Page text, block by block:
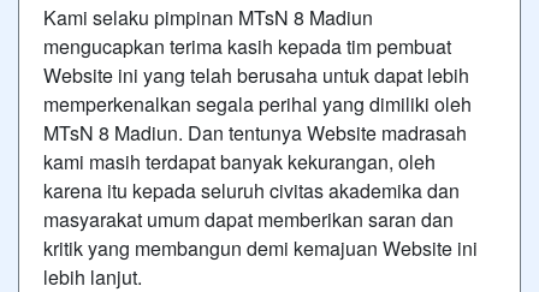
Kami selaku pimpinan MTsN 8 Madiun
mengucapkan terima kasih kepada tim pembuat
Website ini yang telah berusaha untuk dapat lebih
memperkenalkan segala perihal yang dimiliki oleh
MTsN 8 Madiun. Dan tentunya Website madrasah
kami masih terdapat banyak kekurangan, oleh
karena itu kepada seluruh civitas akademika dan
masyarakat umum dapat memberikan saran dan
kritik yang membangun demi kemajuan Website ini
lebih lanjut.